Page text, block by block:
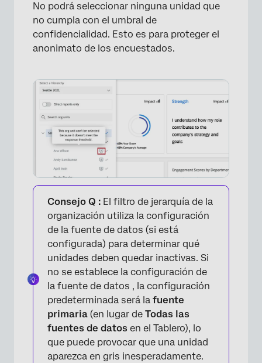
No podrá seleccionar ninguna unidad que
no cumpla con el umbral de
confidencialidad. Esto es para proteger el
anonimato de los encuestados.
Consejo Q : El filtro de jerarquía de la
organización utiliza la configuración
de la fuente de datos (si está
configurada) para determinar qué
unidades deben quedar inactivas. Si
no se establece la configuración de
la fuente de datos , la configuración
predeterminada será la fuente
primaria (en lugar de Todas las
fuentes de datos en el Tablero), lo
que puede provocar que una unidad
aparezca en gris inesperadamente.